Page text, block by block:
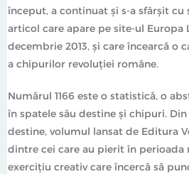
început, a continuat și s-a sfârșit cu
articol care apare pe site-ul Europa
decembrie 2013, și care încearcă o
a chipurilor revoluției române.
Numărul 1166 este o statistică, o
în spatele său destine și chipuri.
destine, volumul lansat de Editura
dintre cei care au pierit în perioada
exercițiu creativ care încercă să